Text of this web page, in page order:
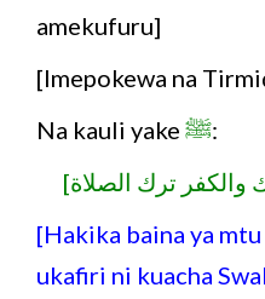
amekufuru]
[Imepokewa na
Na kauli yake ﷺ:
والكفر ترك الصلاة]
[Hakika baina ya
ukafiri ni kuacha